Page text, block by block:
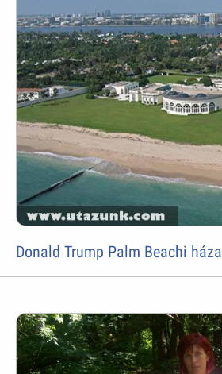
Donald Trump Palm Beachi háza